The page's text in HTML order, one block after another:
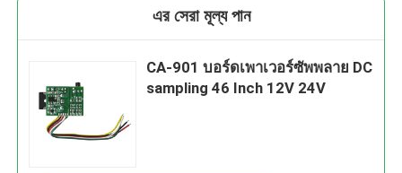
এর সেরা মূল্য পান
CA-901 บอร์ดเพาเวอร์ซัพพลาย DC
sampling 46 Inch 12V 24V